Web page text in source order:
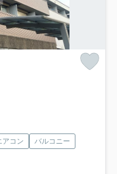
アコン
バルコニー